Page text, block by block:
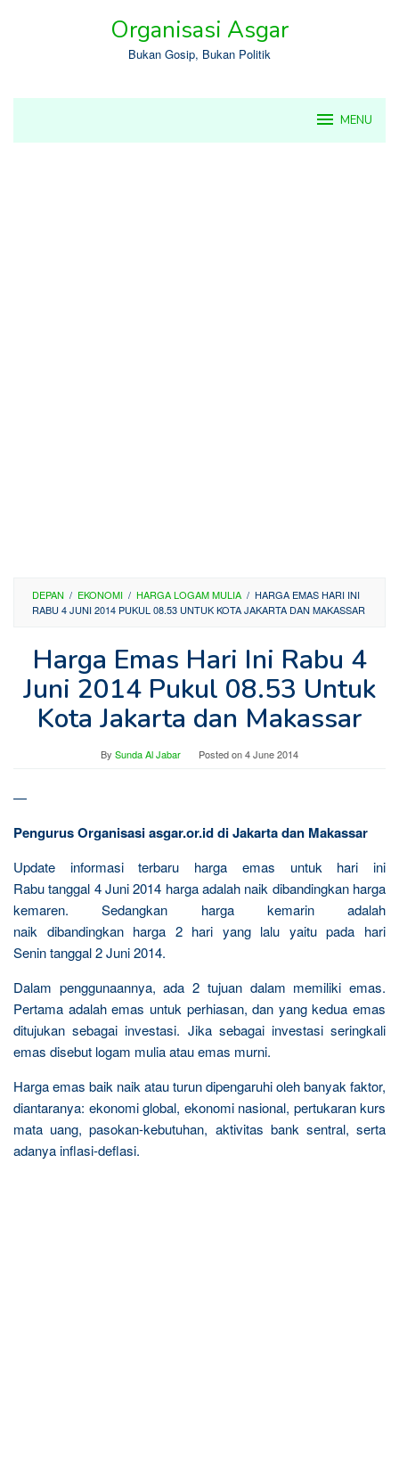
Organisasi Asgar
Bukan Gosip, Bukan Politik
MENU
DEPAN / EKONOMI / HARGA LOGAM MULIA / HARGA EMAS HARI INI
RABU 4 JUNI 2014 PUKUL 08.53 UNTUK KOTA JAKARTA DAN MAKASSAR
Harga Emas Hari Ini Rabu 4
Juni 2014 Pukul 08.53 Untuk
Kota Jakarta dan Makassar
By Sunda Al Jabar Posted on4 June 2014
—
Pengurus Organisasi asgar.or.id di Jakarta dan Makassar
Update informasi terbaru harga emas untuk hari ini
Rabu tanggal 4 Juni 2014 harga adalah naik dibandingkan harga
kemaren. Sedangkan harga kemarin adalah
naik dibandingkan harga 2 hari yang lalu yaitu pada hari
Senin tanggal 2 Juni 2014.
Dalam penggunaannya, ada 2 tujuan dalam memiliki emas.
Pertama adalah emas untuk perhiasan, dan yang kedua emas
ditujukan sebagai investasi. Jika sebagai investasi seringkali
emas disebut logam mulia atau emas murni.
Harga emas baik naik atau turun dipengaruhi oleh banyak faktor,
diantaranya: ekonomi global, ekonomi nasional, pertukaran kurs
mata uang, pasokan-kebutuhan, aktivitas bank sentral, serta
adanya inflasi-deflasi.